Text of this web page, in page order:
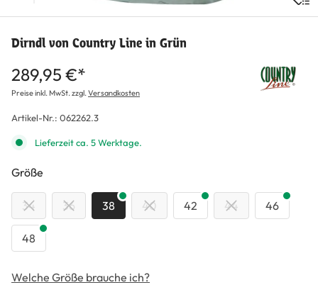
Dirndl von Country Line in Grün
289,95 €*
Preise inkl. MwSt. zzgl.Versandkosten
Artikel-Nr.: 062262.3
Lieferzeit ca. 5 Werktage.
Größe
34 36 38 40 42 44 46
48
Welche Größe brauche ich?